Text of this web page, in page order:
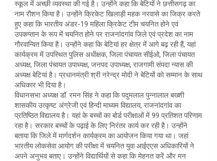
स्कूल में अच्छी व्यवस्था की गई है। उन्होंने कहा कि बेटियों ने छत्तीसगढ़ का
नाम रौशन किया है। उन्होंने क्रिकेट खिलाड़ी महक नरवासे का जिक्र करते
हुए कहा कि भारतीय अंडर-19 महिला क्रिकेट टीम चयनित होने एवं
उपकप्तान के रूप में चयनित होने पर राजनांदगांव जिले एवं प्रदेश का नाम
गौरवान्वित किया है। उन्होंने कहा कि बेटियां हर क्षेत्र में आगे बढ़ रही हैं, यहां
कार्यक्रम में उपस्थित पुलिस अधीक्षक, जिला पंचायत सीईओ, जिला पंचायत
अध्यक्ष, जिला पंचायत उपाध्यक्ष, जनपद उपाध्यक्ष, राजगामी संपदा न्यास की
अध्यक्ष बेटियां है। प्रधानमंत्री श्री नरेन्द्र मोदी ने बेटियों को सम्मान के साथ
अधिकार भी दिया है।
विधानसभा अध्यक्ष डॉ. रमन सिंह ने कहा कि पदुमलाल पुन्नालाल बख्शी
शासकीय उत्कृष्ट अंग्रेजी एवं हिन्दी माध्यम विद्यालय, राजनांदगांव का
प्रतिष्ठित विद्यालय है। यहां के बच्चों का बोर्ड परीक्षाओं में 99 प्रतिशत परिणाम
रहा है। सरकार बच्चों के पढ़ाई के लिए निरंतर कार्य कर रही है। उन्होंने
बताया कि जिले में मार्गदर्शन कार्यक्रम का आयोजन किया गया था। जहां
भारतीय लोकसेवा आयोग की परीक्षा में चयनित युवा आईएएस अधिकारियों ने
अपने अनुभव बताए। उन्होंने विद्यार्थियों से कहा कि मेहनत करें और मन